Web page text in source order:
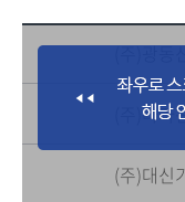
(주)광동
(주)나라
(주)대신